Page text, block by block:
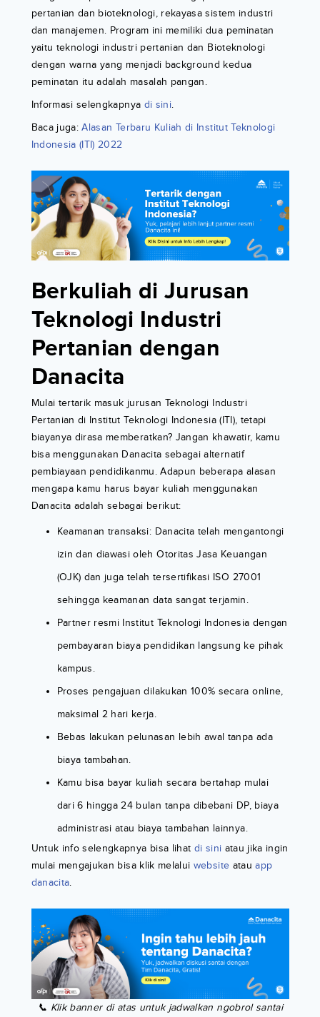
pertanian dan bioteknologi, rekayasa sistem industri
dan manajemen. Program ini memiliki dua peminatan
yaitu teknologi industri pertanian dan Bioteknologi
dengan warna yang menjadi background kedua
peminatan itu adalah masalah pangan.
Informasi selengkapnya di sini.
Baca juga:Alasan Terbaru Kuliah di Institut Teknologi
Indonesia (ITI) 2022
Berkuliah di Jurusan
Teknologi Industri
Pertanian dengan
Danacita
Mulai tertarik masuk jurusan Teknologi Industri
Pertanian di Institut Teknologi Indonesia (ITI), tetapi
biayanya dirasa memberatkan? Jangan khawatir, kamu
bisa menggunakan Danacita sebagai alternatif
pembiayaan pendidikanmu. Adapun beberapa alasan
mengapa kamu harus bayar kuliah menggunakan
Danacita adalah sebagai berikut:
Keamanan transaksi: Danacita telah mengantongi
izin dan diawasi oleh Otoritas Jasa Keuangan
(OJK) dan juga telah tersertifikasi ISO 27001
sehingga keamanan data sangat terjamin.
Partner resmi Institut Teknologi Indonesia dengan
pembayaran biaya pendidikan langsung ke pihak
kampus.
Proses pengajuan dilakukan 100% secara online,
maksimal 2 hari kerja.
Bebas lakukan pelunasan lebih awal tanpa ada
biaya tambahan.
Kamu bisa bayar kuliah secara bertahap mulai
dari 6 hingga 24 bulan tanpa dibebani DP, biaya
administrasi atau biaya tambahan lainnya.
Untuk info selengkapnya bisa lihat di sini atau jika ingin
mulai mengajukan bisa klik melalui website atauapp
danacita.
📞 Klik banner di atas untuk jadwalkan ngobrol santai